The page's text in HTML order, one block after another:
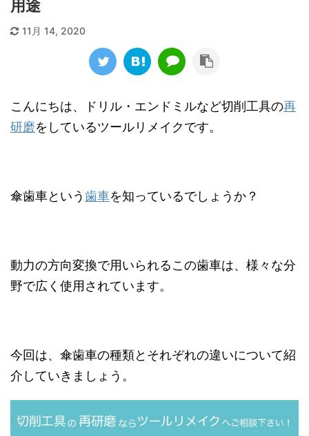
用途
11月 14, 2020
こんにちは、ドリル・エンドミルなど切削工具の再
研磨をしているツールリメイクです。
傘歯車という歯車を知っているでしょうか？
動力の方向変換で用いられるこの歯車は、様々な分
野で広く使用されています。
今回は、傘歯車の種類とそれぞれの違いについて紹
介していきましょう。